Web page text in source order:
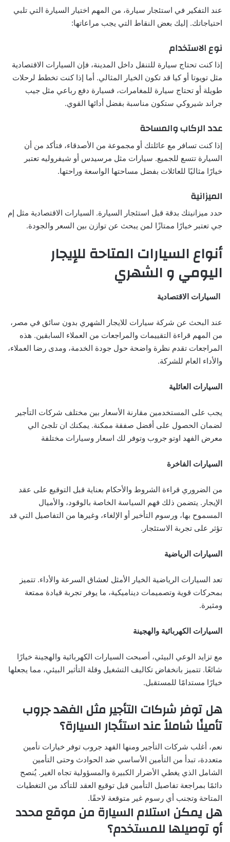
عند التفكير في استئجار سيارة، من المهم اختيار السيارة التي تلبي
احتياجاتك. إليك بعض النقاط التي يجب مراعاتها:
نوع الاستخدام
إذا كنت تحتاج سيارة للتنقل داخل المدينة، فإن السيارات الاقتصادية
مثل تويوتا أو كيا قد تكون الخيار المثالي. أما إذا كنت تخطط لرحلات
طويلة أو تحتاج سيارة للمغامرات، فسيارة دفع رباعي مثل جيب
جراند شيروكي ستكون مناسبة بفضل أدائها القوي.
عدد الركاب والمساحة
إذا كنت تسافر مع عائلتك أو مجموعة من الأصدقاء، فتأكد من أن
السيارة تتسع للجميع. سيارات مثل مرسيدس أو شيفروليه تعتبر
خيارًا مثاليًا للعائلات بفضل مساحتها الواسعة وراحتها.
الميزانية
حدد ميزانيتك بدقة قبل استئجار السيارة. السيارات الاقتصادية مثل إم
جي تعتبر خيارًا ممتازًا لمن يبحث عن توازن بين السعر والجودة.
أنواع السيارات المتاحة للإيجار
اليومي و الشهري
السيارات الاقتصادية
عند البحث عن شركة سيارات للايجار الشهري بدون سائق في مصر،
من المهم قراءة التقييمات والمراجعات من العملاء السابقين. هذه
المراجعات تقدم نظرة واضحة حول جودة الخدمة، ومدى رضا العملاء،
والأداء العام للشركة.
السيارات العائلية
يجب على المستخدمين مقارنة الأسعار بين مختلف شركات التأجير
لضمان الحصول على أفضل صفقة ممكنة. يمكنك ان تلجئ الي
معرض الفهد اوتو جروب وتوفر لك اسعار وسيارات مختلفة
السيارات الفاخرة
من الضروري قراءة الشروط والأحكام بعناية قبل التوقيع على عقد
الإيجار. يتضمن ذلك فهم السياسة الخاصة بالوقود، والأميال
المسموح بها، ورسوم التأخير أو الإلغاء، وغيرها من التفاصيل التي قد
تؤثر على تجربة الاستئجار.
السيارات الرياضية
تعد السيارات الرياضية الخيار الأمثل لعشاق السرعة والأداء. تتميز
بمحركات قوية وتصميمات ديناميكية، ما يوفر تجربة قيادة ممتعة
ومثيرة.
السيارات الكهربائية والهجينة
مع تزايد الوعي البيئي، أصبحت السيارات الكهربائية والهجينة خيارًا
شائعًا. تتميز بانخفاض تكاليف التشغيل وقلة التأثير البيئي، مما يجعلها
خيارًا مستدامًا للمستقبل.
هل توفر شركات التأجير مثل الفهد جروب
تأمينًا شاملاً عند استئجار السيارة؟
نعم، أغلب شركات التأجير ومنها الفهد جروب توفر خيارات تأمين
متعددة، تبدأ من التأمين الأساسي ضد الحوادث وحتى التأمين
الشامل الذي يغطي الأضرار الكبيرة والمسؤولية تجاه الغير. يُنصح
دائمًا بمراجعة تفاصيل التأمين قبل توقيع العقد للتأكد من التغطيات
المتاحة وتجنب أي رسوم غير متوقعة لاحقًا.
هل يمكن استلام السيارة من موقع محدد
أو توصيلها للمستخدم؟